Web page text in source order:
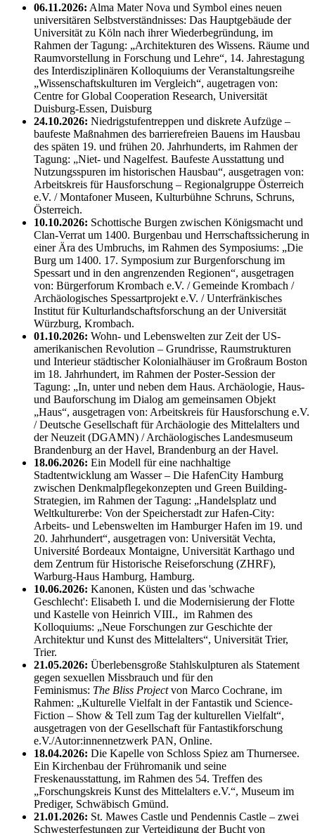
06.11.2026: Alma Mater Nova und Symbol eines neuen
universitären Selbstverständnisses: Das Hauptgebäude der
Universität zu Köln nach ihrer Wiederbegründung, im
Rahmen der Tagung: „Architekturen des Wissens. Räume und
Raumvorstellung in Forschung und Lehre“, 14. Jahrestagung
des Interdisziplinären Kolloquiums der Veranstaltungsreihe
„Wissenschaftskulturen im Vergleich“, augetragen von:
Centre for Global Cooperation Research, Universität
Duisburg-Essen, Duisburg
24.10.2026: Niedrigstufentreppen und diskrete Aufzüge –
baufeste Maßnahmen des barrierefreien Bauens im Hausbau
des späten 19. und frühen 20. Jahrhunderts, im Rahmen der
Tagung: „Niet- und Nagelfest. Baufeste Ausstattung und
Nutzungsspuren im historischen Hausbau“, ausgetragen von:
Arbeitskreis für Hausforschung – Regionalgruppe Österreich
e.V. / Montafoner Museen, Kulturbühne Schruns, Schruns,
Österreich.
10.10.2026: Schottische Burgen zwischen Königsmacht und
Clan-Verrat um 1400. Burgenbau und Herrschaftssicherung in
einer Ära des Umbruchs, im Rahmen des Symposiums: „Die
Burg um 1400. 17. Symposium zur Burgenforschung im
Spessart und in den angrenzenden Regionen“, ausgetragen
von: Bürgerforum Krombach e.V. / Gemeinde Krombach /
Archäologisches Spessartprojekt e.V. / Unterfränkisches
Institut für Kulturlandschaftsforschung an der Universität
Würzburg, Krombach.
01.10.2026: Wohn- und Lebenswelten zur Zeit der US-
amerikanischen Revolution – Grundrisse, Raumstrukturen
und Interieur städtischer Kolonialhäuser im Großraum Boston
im 18. Jahrhundert, im Rahmen der Poster-Session der
Tagung: „In, unter und neben dem Haus. Archäologie, Haus-
und Bauforschung im Dialog am gemeinsamen Objekt
„Haus“, ausgetragen von: Arbeitskreis für Hausforschung e.V.
/ Deutsche Gesellschaft für Archäologie des Mittelalters und
der Neuzeit (DGAMN) / Archäologisches Landesmuseum
Brandenburg an der Havel, Brandenburg an der Havel.
18.06.2026: Ein Modell für eine nachhaltige
Stadtentwicklung am Wasser – Die HafenCity Hamburg
zwischen Denkmalpflegekonzepten und Green Building-
Strategien, im Rahmen der Tagung: „Handelsplatz und
Weltkulturerbe: Von der Speicherstadt zur Hafen-City:
Arbeits- und Lebenswelten im Hamburger Hafen im 19. und
20. Jahrhundert“, ausgetragen von: Universität Vechta,
Université Bordeaux Montaigne, Universität Karthago und
dem Zentrum für Historische Reiseforschung (ZHRF),
Warburg-Haus Hamburg, Hamburg.
10.06.2026: Kanonen, Küsten und das 'schwache
Geschlecht': Elisabeth I. und die Modernisierung der Flotte
und Kastelle von Heinrich VIII., im Rahmen des
Kolloquiums: „Neue Forschungen zur Geschichte der
Architektur und Kunst des Mittelalters“, Universität Trier,
Trier.
21.05.2026: Überlebensgroße Stahlskulpturen als Statement
gegen sexuellen Missbrauch und für den
Feminismus: The Bliss Projectvon Marco Cochrane, im
Rahmen: „Kulturelle Vielfalt in der Fantastik und Science-
Fiction – Show & Tell zum Tag der kulturellen Vielfalt“,
ausgetragen von der Gesellschaft für Fantastikforschung
e.V./Autor:innennetzwerk PAN, Online.
18.04.2026: Die Kapelle von Schloss Spiez am Thurnersee.
Ein Kirchenbau der Frühromanik und seine
Freskenausstattung, im Rahmen des 54. Treffen des
„Forschungskreis Kunst des Mittelalters e.V.“, Museum im
Prediger, Schwäbisch Gmünd.
21.01.2026: St. Mawes Castle und Pendennis Castle – zwei
Schwesterfestungen zur Verteidigung der Bucht von